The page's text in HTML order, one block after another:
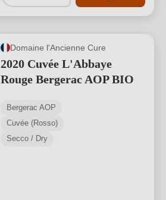
Domaine l'Ancienne Cure
2020 Cuvée L'Abbaye
Rouge Bergerac AOP BIO
Bergerac AOP
Cuvée (Rosso)
Secco / Dry